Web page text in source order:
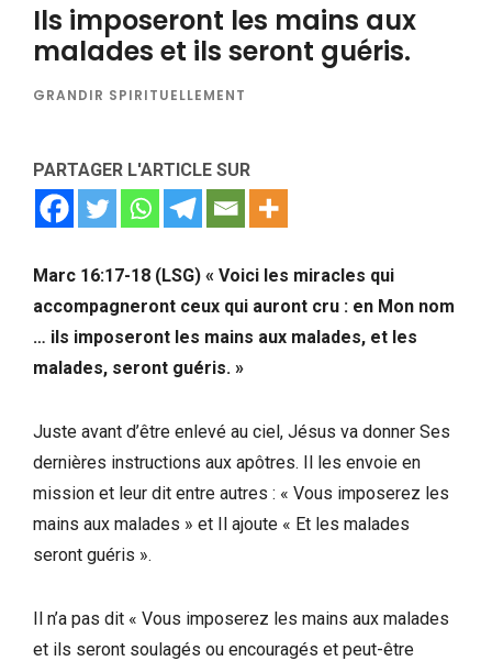
Ils imposeront les mains aux
malades et ils seront guéris.
GRANDIR SPIRITUELLEMENT
PARTAGER L'ARTICLE SUR
Marc 16:17-18 (LSG) « Voici les miracles qui
accompagneront ceux qui auront cru : en Mon nom
… ils imposeront les mains aux malades, et les
malades, seront guéris. »
Juste avant d’être enlevé au ciel, Jésus va donner Ses
dernières instructions aux apôtres. Il les envoie en
mission et leur dit entre autres : « Vous imposerez les
mains aux malades » et Il ajoute « Et les malades
seront guéris ».
Il n’a pas dit « Vous imposerez les mains aux malades
et ils seront soulagés ou encouragés et peut-être